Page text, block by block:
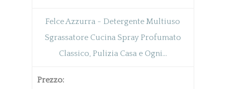
Felce Azzurra - Detergente Multiuso
Sgrassatore Cucina Spray Profumato
Classico, Pulizia Casa e Ogni...